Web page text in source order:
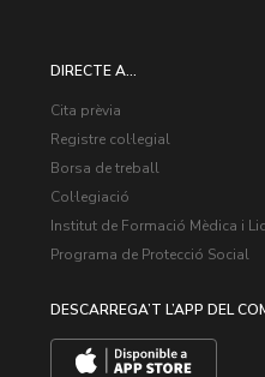
DIRECTE A...
Cita prèvia
Registre col·legial
Borsa de treball
Col·legiació
Institut de Formació Mèdica i
Programa de Protecció Social
DESCARREGA’T L’APP DEL